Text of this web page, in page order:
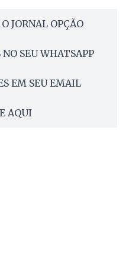
JORNAL OPÇÃO
SEU WHATSAPP
EM SEU EMAIL
AQUI